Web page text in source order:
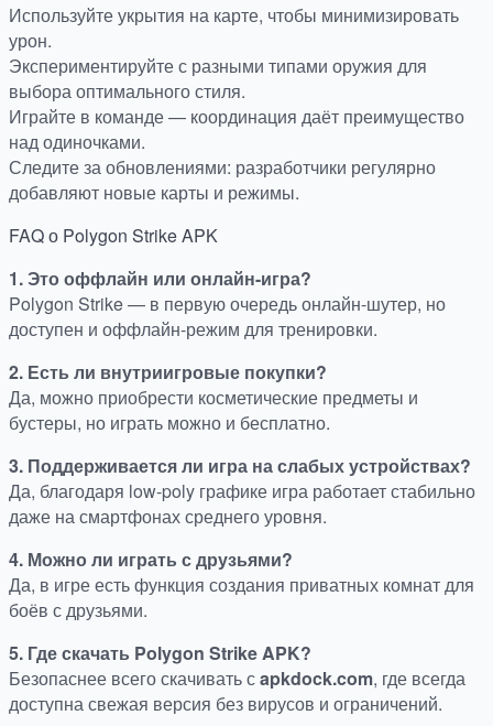
Используйте укрытия на карте, чтобы минимизировать
урон.
Экспериментируйте с разными типами оружия для
выбора оптимального стиля.
Играйте в команде — координация даёт преимущество
над одиночками.
Следите за обновлениями: разработчики регулярно
добавляют новые карты и режимы.
FAQ о Polygon Strike APK
1. Это оффлайн или онлайн-игра?
Polygon Strike — в первую очередь онлайн-шутер, но
доступен и оффлайн-режим для тренировки.
2. Есть ли внутриигровые покупки?
Да, можно приобрести косметические предметы и
бустеры, но играть можно и бесплатно.
3. Поддерживается ли игра на слабых устройствах?
Да, благодаря low-poly графике игра работает стабильно
даже на смартфонах среднего уровня.
4. Можно ли играть с друзьями?
Да, в игре есть функция создания приватных комнат для
боёв с друзьями.
5. Где скачать Polygon Strike APK?
Безопаснее всего скачивать сapkdock.com, где всегда
доступна свежая версия без вирусов и ограничений.